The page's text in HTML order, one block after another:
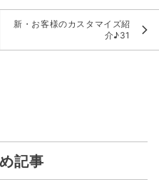
新・お客様のカスタマイズ紹
介♪31
記事